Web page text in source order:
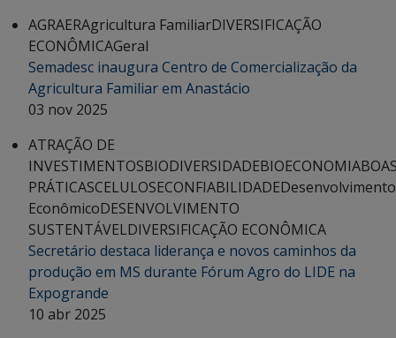
AGRAERAgricultura FamiliarDIVERSIFICAÇÃO
ECONÔMICAGeral
Semadesc inaugura Centro de Comercialização da
Agricultura Familiar em Anastácio
03 nov 2025
ATRAÇÃO DE
INVESTIMENTOSBIODIVERSIDADEBIOECONOMIA
PRÁTICASCELULOSECONFIABILIDADEDesenvolvimento
EconômicoDESENVOLVIMENTO
SUSTENTÁVELDIVERSIFICAÇÃO ECONÔMICA
Secretário destaca liderança e novos caminhos da
produção em MS durante Fórum Agro do LIDE na
Expogrande
10 abr 2025